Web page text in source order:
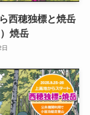
西穂独標と焼岳
焼岳